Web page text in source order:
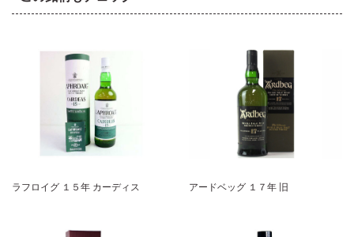
ラフロイグ １５年 カーディス アードベッグ １７年 旧